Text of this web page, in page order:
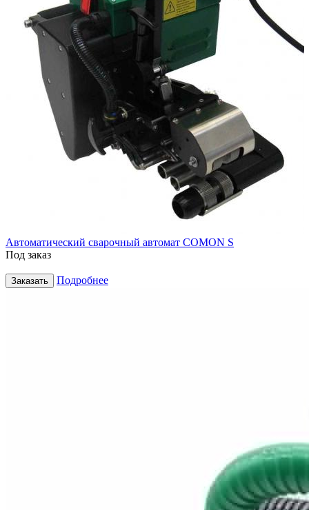
Автоматический сварочный автомат COMON S
Под заказ
Заказать Подробнее